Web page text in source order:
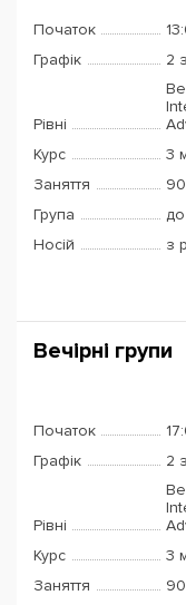
Початок
Графік
2
Рівні
Курс
3
Заняття
Група
Носій
з
Вечірні групи
Початок
Графік
2
Рівні
Курс
3
Заняття